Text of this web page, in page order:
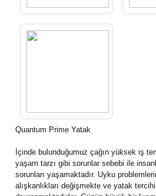
Quantum Prime Yatak
İçinde bulunduğumuz çağın yüksek iş
yaşam tarzı gibi sorunlar sebebi ile
sorunları yaşamaktadır. Uyku
alışkanlıkları değişmekte ve yatak